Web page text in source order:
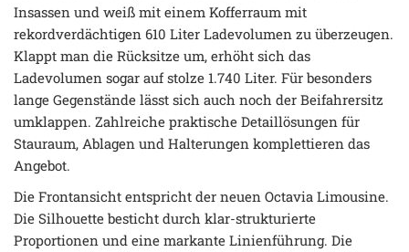
Insassen und weiß mit einem Kofferraum mit
rekordverdächtigen 610 Liter Ladevolumen zu überzeugen.
Klappt man die Rücksitze um, erhöht sich das
Ladevolumen sogar auf stolze 1.740 Liter. Für besonders
lange Gegenstände lässt sich auch noch der Beifahrersitz
umklappen. Zahlreiche praktische Detaillösungen für
Stauraum, Ablagen und Halterungen komplettieren das
Angebot.
Die Frontansicht entspricht der neuen Octavia Limousine.
Die Silhouette besticht durch klar-strukturierte
Proportionen und eine markante Linienführung. Die